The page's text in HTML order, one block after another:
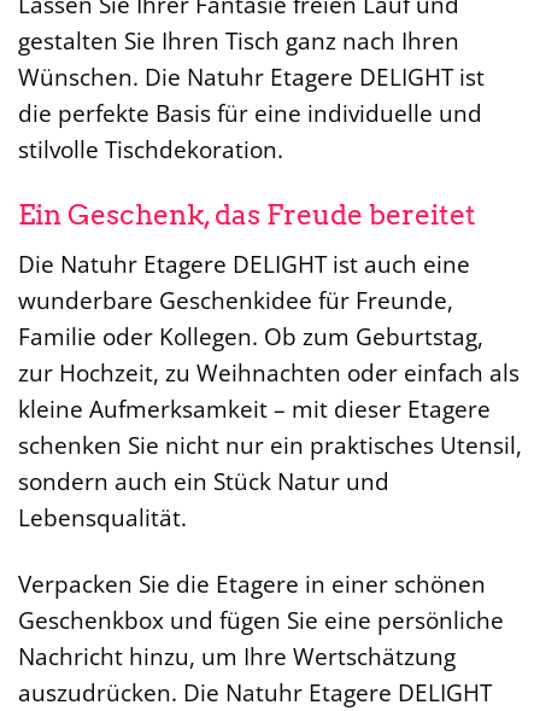
gestalten Sie Ihren Tisch ganz nach Ihren
Wünschen. Die Natuhr Etagere DELIGHT ist
die perfekte Basis für eine individuelle und
stilvolle Tischdekoration.
Ein Geschenk, das Freude bereitet
Die Natuhr Etagere DELIGHT ist auch eine
wunderbare Geschenkidee für Freunde,
Familie oder Kollegen. Ob zum Geburtstag,
zur Hochzeit, zu Weihnachten oder einfach als
kleine Aufmerksamkeit – mit dieser Etagere
schenken Sie nicht nur ein praktisches Utensil,
sondern auch ein Stück Natur und
Lebensqualität.
Verpacken Sie die Etagere in einer schönen
Geschenkbox und fügen Sie eine persönliche
Nachricht hinzu, um Ihre Wertschätzung
auszudrücken. Die Natuhr Etagere DELIGHT